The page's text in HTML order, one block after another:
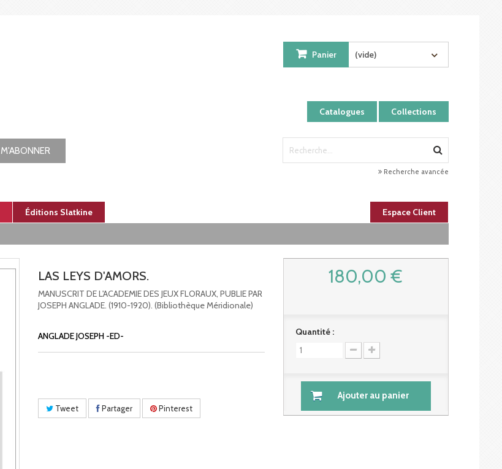
Catalogues Collections
Panier (vide)
M'ABONNER
Recherche avancée
Éditions Slatkine
Espace Client
LAS LEYS D'AMORS.
MANUSCRIT DE L'ACADEMIE DES JEUX FLORAUX, PUBLIE PAR
JOSEPH ANGLADE. (1910-1920). (Bibliothèque Méridionale)
ANGLADE JOSEPH -ED-
Tweet Partager Pinterest
180,00 €
Quantité :
Ajouter au panier